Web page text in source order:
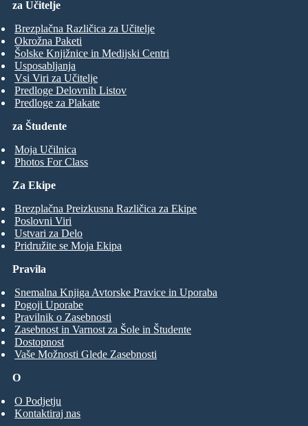
za Študente
Moja Učilnica
Photos For Class
za Učitelje
Brezplačna Različica za Učitelje
Okrožna Paketi
Šolske Knjižnice in Medijski Centri
Usposabljanja
Vsi Viri za Učitelje
Predloge Delovnih Listov
Predloge za Plakate
Za Ekipe
Brezplačna Preizkusna Različica za Ekipe
Poslovni Viri
Ustvari za Delo
Pridružite se Moja Ekipa
O
O Podjetju
Kontaktiraj nas
Pravila
Snemalna Knjiga Avtorske Pravice in Uporaba
Pogoji Uporabe
Pravilnik o Zasebnosti
Zasebnost in Varnost za Šole in Študente
Dostopnost
Vaše Možnosti Glede Zasebnosti